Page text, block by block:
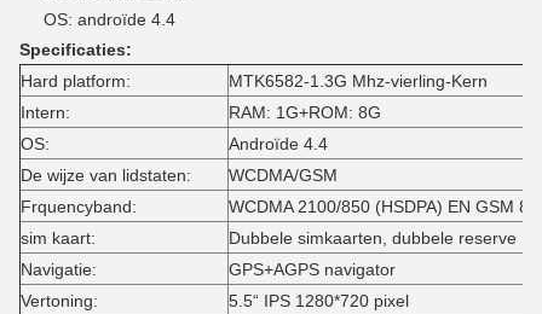
OS: androïde 4.4
Specificaties:
Hard platform:
MTK6582-1.3G Mhz-vierling-Kern
Intern:
RAM: 1G+ROM: 8G
OS:
Androïde 4.4
De wijze van lidstaten:
WCDMA/GSM
Frquencyband:
WCDMA 2100/850 (HSDPA) EN GSM
sim kaart:
Dubbele simkaarten, dubbele reserve
Navigatie:
GPS+AGPS navigator
Vertoning:
5.5“ IPS 1280*720 pixel